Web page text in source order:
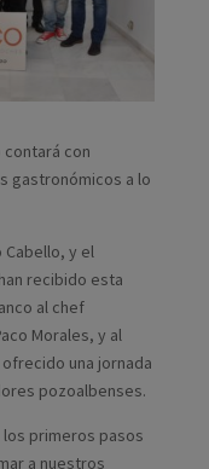
con
gastronómicos a lo
y el
recibido esta
al chef
Morales, y al
una jornada
pozoalbenses.
los primeros pasos
a nuestros